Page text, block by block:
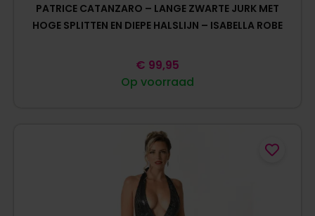
PATRICE CATANZARO – LANGE ZWARTE JURK MET
HOGE SPLITTEN EN DIEPE HALSLIJN – ISABELLA ROBE
Op voorraad
€ 99,95